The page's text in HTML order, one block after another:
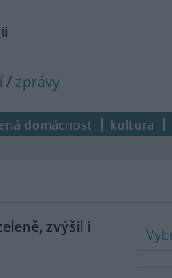
/ zprávy
domácnost kultura
zvýšil i